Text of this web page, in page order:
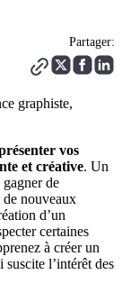
Partager:
vos
et créative. Un
gagner de
de nouveaux
d’un
certaines
à créer un
l’intérêt des